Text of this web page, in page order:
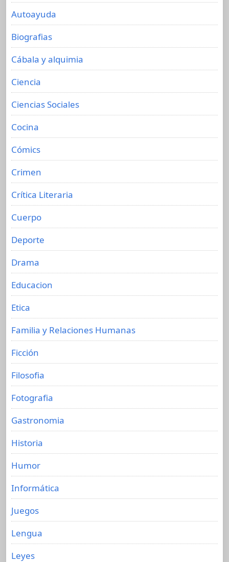
Autoayuda
Biografias
Cábala y alquimia
Ciencia
Ciencias Sociales
Cocina
Cómics
Crimen
Crítica Literaria
Cuerpo
Deporte
Drama
Educacion
Etica
Familia y Relaciones Humanas
Ficción
Filosofia
Fotografia
Gastronomia
Historia
Humor
Informática
Juegos
Lengua
Leyes